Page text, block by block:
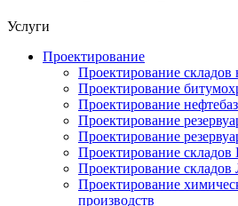
Услуги
Проектирование
Проектирование
Проектирование
Проектирование нефтебаз
Проектирование
Проектирование
Проектирование
Проектирование
Проектирование
производств